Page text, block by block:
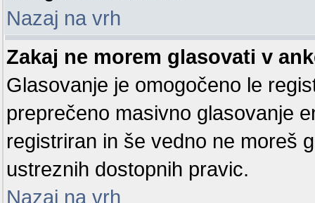
Nazaj na vrh
Zakaj ne morem glasovati v
Glasovanje je omogočeno le
preprečeno masivno glasovanje
registriran in še vedno ne moreš
ustreznih dostopnih pravic.
Nazaj na vrh